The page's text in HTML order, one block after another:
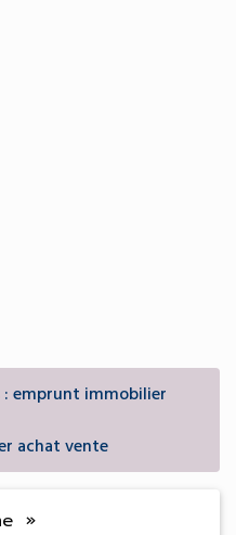
: emprunt immobilier
achat vente
»